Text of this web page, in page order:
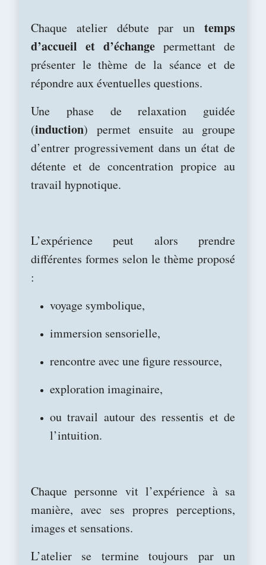
Chaque atelier débute par un temps
d’accueil et d’échange permettant de
présenter le thème de la séance et de
répondre aux éventuelles questions.
Une phase de relaxation guidée
(induction) permet ensuite au groupe
d’entrer progressivement dans un état de
détente et de concentration propice au
travail hypnotique.
L’expérience peut alors prendre
différentes formes selon le thème proposé
:
voyage symbolique,
immersion sensorielle,
rencontre avec une figure ressource,
exploration imaginaire,
ou travail autour des ressentis et de
l’intuition.
Chaque personne vit l’expérience à sa
manière, avec ses propres perceptions,
images et sensations.
L’atelier se termine toujours par un